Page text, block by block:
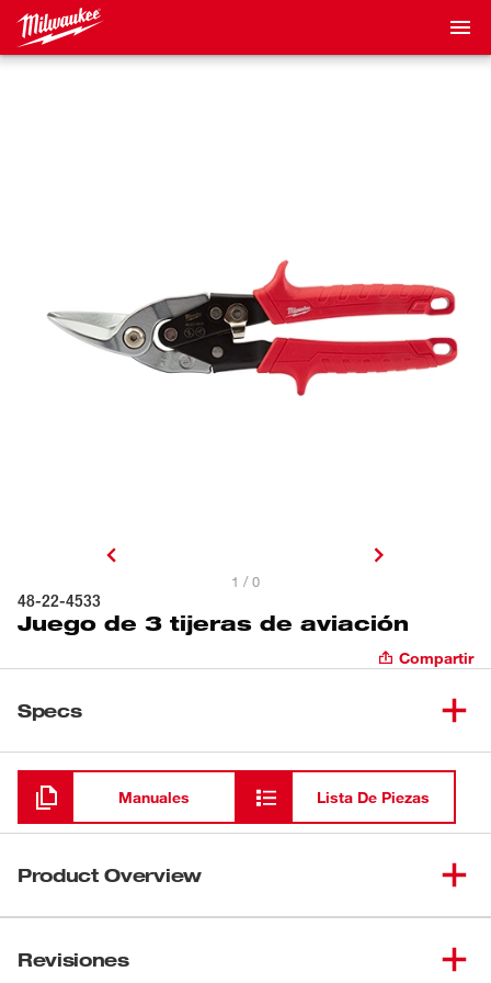
1 / 0
48-22-4533
Juego de 3 tijeras de aviación
Compartir
Specs
Cargando
Manuales Lista De Piezas
Product Overview
para brindar vida útil prolongada y durabilidad. Las hojas
Revisiones